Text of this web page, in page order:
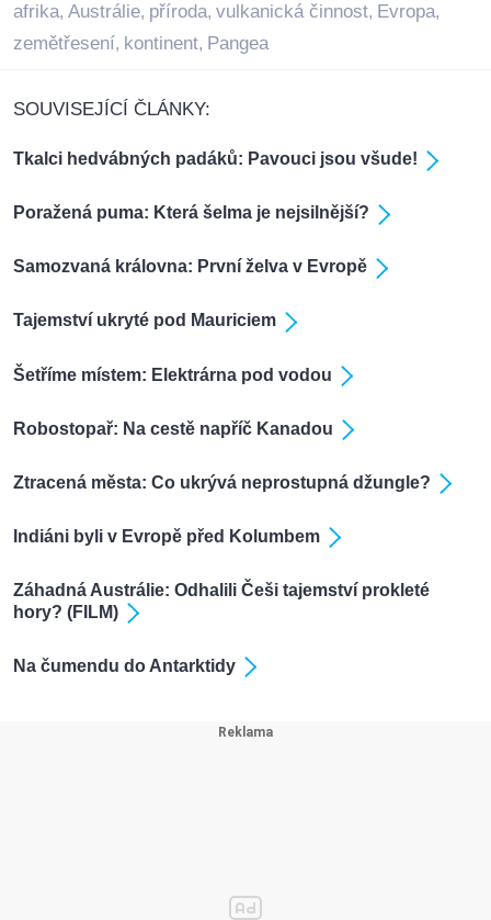
afrika, Austrálie, příroda, vulkanická činnost, Evropa,
zemětřesení, kontinent, Pangea
SOUVISEJÍCÍ ČLÁNKY:
Tkalci hedvábných padáků: Pavouci jsou všude!
Poražená puma: Která šelma je nejsilnější?
Samozvaná královna: První želva v Evropě
Tajemství ukryté pod Mauriciem
Šetříme místem: Elektrárna pod vodou
Robostopař: Na cestě napříč Kanadou
Ztracená města: Co ukrývá neprostupná džungle?
Indiáni byli v Evropě před Kolumbem
Záhadná Austrálie: Odhalili Češi tajemství prokleté
hory? (FILM)
Na čumendu do Antarktidy